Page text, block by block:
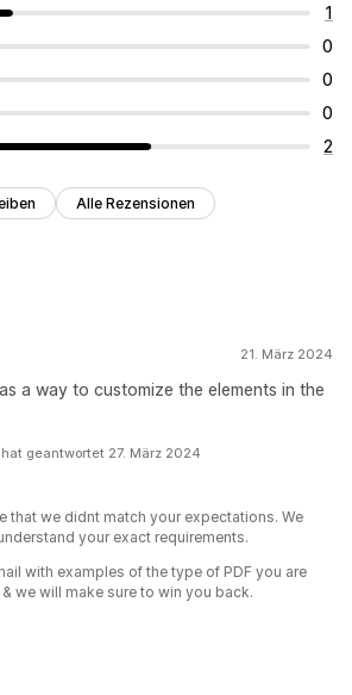
1
0
0
0
2
Alle Rezensionen
21. März 2024
a way to customize the elements in the
geantwortet 27. März 2024
that we didnt match your expectations. We
your exact requirements.
with examples of the type of PDF you are
we will make sure to win you back.